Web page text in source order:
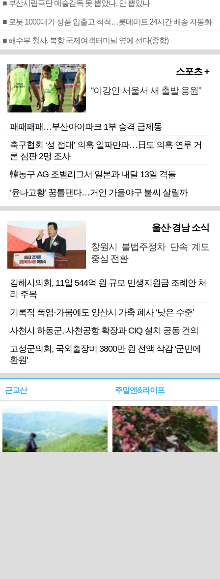
■ 부산시립극단 예술감독 못 뽑았나, 안 뽑았나
■ 로봇 1000대가 상품 입출고 척척…롯데마트 24시간 배송 자동화
■ 해수부 청사, 북항 국제여객터미널 옆에 선다(종합)
스포츠 +
“이강인 서울서 새 출발 응원”
패패패패…부산아이파크 1부 승격 급제동
축구협회 ‘성 접대’ 의혹 일파만파…日도 의혹 연루 거
론 심판 2명 조사
韓농구 AG 조별리그서 일본과 내달 13일 격돌
‘윤나고황’ 꿈틀댄다…거인 가을야구 불씨 살릴까
울산·경남 소식
창원시 불법주정차 단속 계도
중심 전환
김해시의회, 11일 544억 원 규모 민생지원금 조례안 처
리 주목
기록적 폭염·가뭄에도 양산시 가축 폐사 ‘낮은 수준’
사천시 하동군, 사천공항 확장과 CIQ 설치 공동 건의
고성군의회, 국외출장비 3800만 원 전액 삭감 '군민에
환원'
근교산 주말엔&라이프